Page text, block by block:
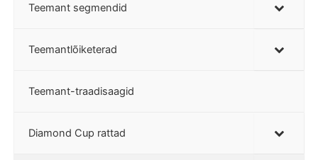
Teemant segmendid
Teemantlõiketerad
Teemant-traadisaagid
Diamond Cup rattad